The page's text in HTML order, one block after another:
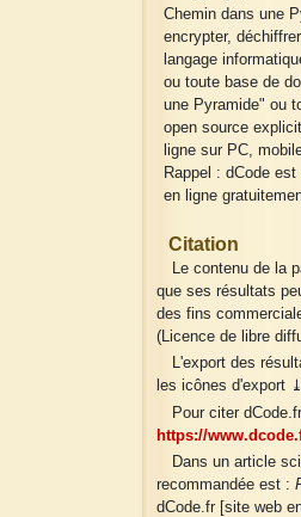
Chemin dans une
encrypter,
langage
ou toute base de
une Pyramide" ou
open source
ligne sur PC,
Rappel : dCode
en ligne
Citation
Le contenu de la
que ses résultats
des fins
(Licence de libre
L'export des
les icônes d'export
Pour citer
https://
Dans un article
recommandée est :
dCode.fr [site web